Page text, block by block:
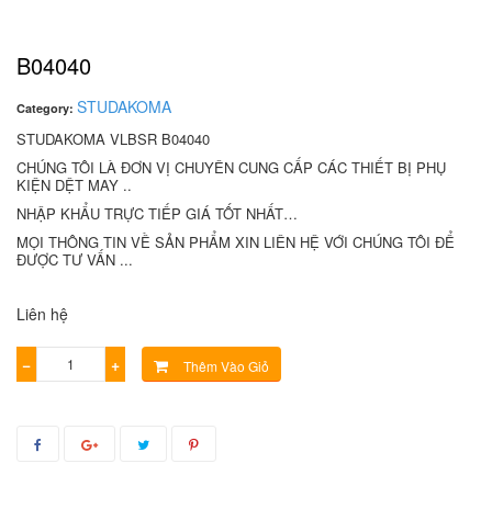
B04040
Category: STUDAKOMA
STUDAKOMA VLBSR B04040
CHÚNG TÔI LÀ ĐƠN VỊ CHUYÊN CUNG CẤP CÁC THIẾT BỊ PHỤ
KIỆN DỆT MAY ..
NHẬP KHẨU TRỰC TIẾP GIÁ TỐT NHẤT…
MỌI THÔNG TIN VỀ SẢN PHẨM XIN LIÊN HỆ VỚI CHÚNG TÔI ĐỂ
ĐƯỢC TƯ VẤN ...
Liên hệ
− + Thêm Vào Giỏ